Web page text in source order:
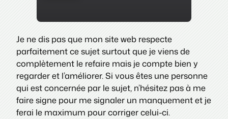
Je ne dis pas que mon site web respecte
parfaitement ce sujet surtout que je viens de
complètement le refaire mais je compte bien y
regarder et l’améliorer. Si vous êtes une personne
qui est concernée par le sujet, n’hésitez pas à me
faire signe pour me signaler un manquement et je
ferai le maximum pour corriger celui-ci.